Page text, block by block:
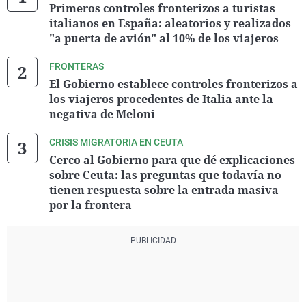
Primeros controles fronterizos a turistas
italianos en España: aleatorios y realizados
"a puerta de avión" al 10% de los viajeros
FRONTERAS
El Gobierno establece controles fronterizos a
los viajeros procedentes de Italia ante la
negativa de Meloni
CRISIS MIGRATORIA EN CEUTA
Cerco al Gobierno para que dé explicaciones
sobre Ceuta: las preguntas que todavía no
tienen respuesta sobre la entrada masiva
por la frontera